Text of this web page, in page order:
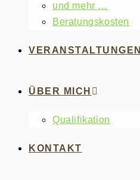
und mehr …
Beratungskosten
VERANSTALTUNGEN
ÜBER MICH
Qualifikation
KONTAKT